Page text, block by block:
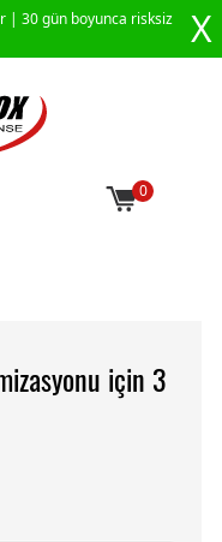
| 30 gün boyunca risksiz
X
0
için 3